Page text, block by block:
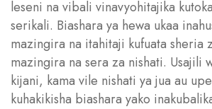
leseni na vibali vinavyohitajika
serikali. Biashara ya hewa ukaa
mazingira na itahitaji kufuata sheria
mazingira na sera za nishati. Usajili
kijani, kama vile nishati ya jua au
kuhakikisha biashara yako